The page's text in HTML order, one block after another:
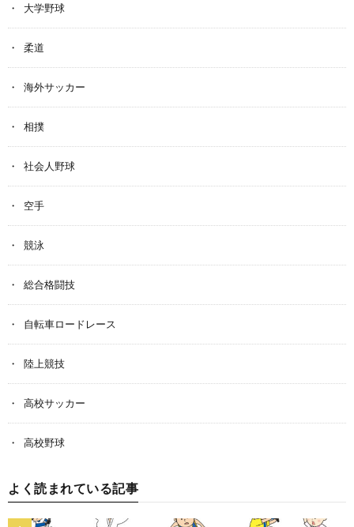
大学野球
柔道
海外サッカー
相撲
社会人野球
空手
競泳
総合格闘技
自転車ロードレース
陸上競技
高校サッカー
高校野球
よく読まれている記事